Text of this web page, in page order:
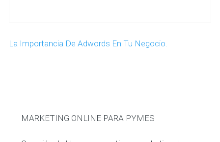
La Importancia De Adwords En Tu Negocio.
MARKETING ONLINE PARA PYMES